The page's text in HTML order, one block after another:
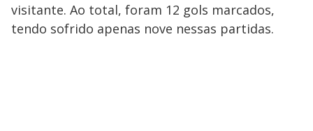
visitante. Ao total, foram 12 gols marcados,
tendo sofrido apenas nove nessas partidas.